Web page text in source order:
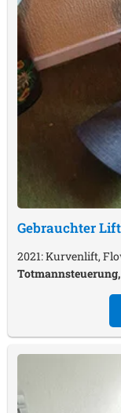
Gebrauchter
2021: Kurvenlift,